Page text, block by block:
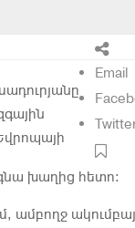
Email
խաղից հետո։
ամբողջ